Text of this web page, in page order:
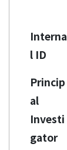
Interna
l ID
Princip
al
Investi
gator